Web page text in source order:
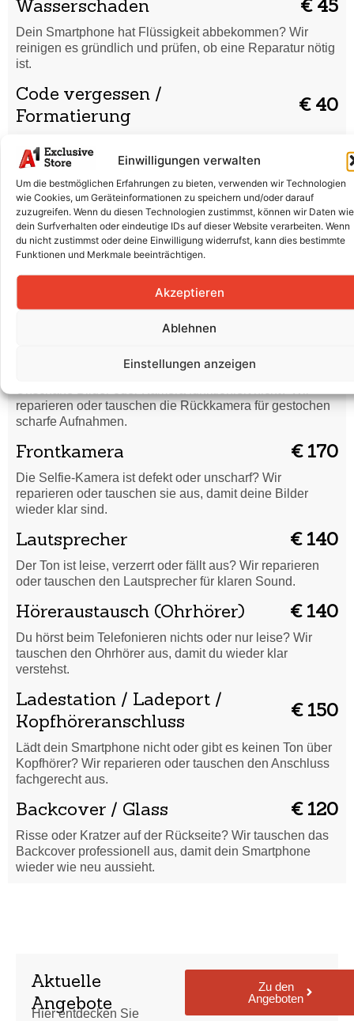
Einwilligungen verwalten
Um die bestmöglichen Erfahrungen zu bieten, verwenden wir Technologien
wie Cookies, um Geräteinformationen zu speichern und/oder darauf
zuzugreifen. Wenn du diesen Technologien zustimmst, können wir Daten wie
dein Surfverhalten oder eindeutige IDs auf dieser Website verarbeiten. Wenn
du nicht zustimmst oder deine Einwilligung widerrufst, kann dies bestimmte
Funktionen und Merkmale beeinträchtigen.
Akzeptieren
Ablehnen
Einstellungen anzeigen
Wasserschaden € 45
Dein Smartphone hat Flüssigkeit abbekommen? Wir
reinigen es gründlich und prüfen, ob eine Reparatur nötig
ist.
Code vergessen /
Formatierung
€ 40
Smartphone startet nicht richtig? Wir setzen es sicher
Displaytausch (Glas & LCD) € 340
Risse, Kratzer oder ein defektes Display? Wir tauschen
Glas und LCD professionell aus, damit dein Smartphone
wieder wie neu aussieht.
Batterieaustausch
Wir ersetzen die Batterie fachgerecht für volle Leistung.
reparieren oder tauschen die Rückkamera für gestochen
scharfe Aufnahmen.
Frontkamera € 170
Die Selfie-Kamera ist defekt oder unscharf? Wir
reparieren oder tauschen sie aus, damit deine Bilder
wieder klar sind.
Lautsprecher € 140
Der Ton ist leise, verzerrt oder fällt aus? Wir reparieren
oder tauschen den Lautsprecher für klaren Sound.
Höreraustausch (Ohrhörer) € 140
Du hörst beim Telefonieren nichts oder nur leise? Wir
tauschen den Ohrhörer aus, damit du wieder klar
verstehst.
Ladestation / Ladeport /
Kopfhöreranschluss
€ 150
Lädt dein Smartphone nicht oder gibt es keinen Ton über
Kopfhörer? Wir reparieren oder tauschen den Anschluss
fachgerecht aus.
Backcover / Glass € 120
Risse oder Kratzer auf der Rückseite? Wir tauschen das
Backcover professionell aus, damit dein Smartphone
wieder wie neu aussieht.
Aktuelle
Angebote
Hier entdecken Sie
Zu den
Angeboten